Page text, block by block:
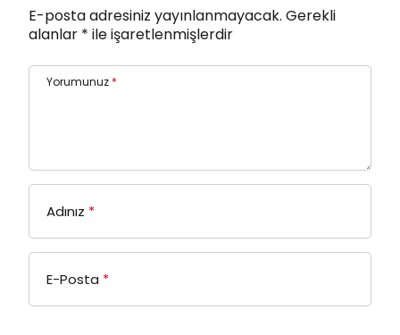
E-posta adresiniz yayınlanmayacak. Gerekli
alanlar * ile işaretlenmişlerdir
Yorumunuz *
Adınız *
E-Posta *